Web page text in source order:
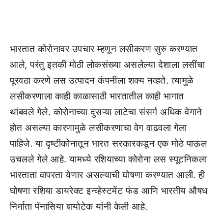
भारतात कोरोनावर उपचार म्हणून लसीकरण सुरु करण्यात
आले, परंतु इतकी मोठी लोकसंख्या असलेल्या देशाला लसींचा
पूरवठा करणे लस उत्पादन कंपनीला शक्य नव्हते. त्यामुळे
लसीकरणाला काही काळासाठी भारतातील काही भागात
थांबवले गेले. कोरोनाच्या दुसऱ्या लाटेचा संसर्ग अधिक वेगाने
होत असल्या कारणामुळे लसीकरणाचा वेग वाढवला गेला
पाहिजे. या दृष्टीकोनातून भारत सरकारकडून एक मोठे पाऊल
उचलले गेले आहे. यामध्ये रशियाच्या कोरोना लस स्पूटनिकला
भारताता वापरता येणार असल्याची घोषणा करण्यात आली. ही
घोषणा रशिया डायरेक्ट इन्व्हेस्टमेंट फंड आणि भारतीय औषध
निर्माता पॅनासिया बायोटेक यांनी केली आहे.